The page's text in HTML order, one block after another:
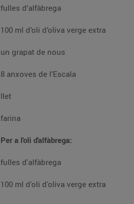
fulles d’alfàbrega
100 ml d’oli d’oliva verge extra
un grapat de nous
8 anxoves de l’Escala
llet
farina
Per a l'oli d'alfàbrega:
fulles d'alfàbrega
100 ml d'oli d'oliva verge extra